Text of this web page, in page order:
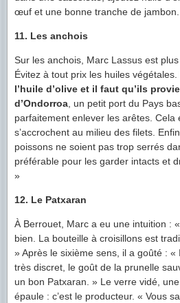
œuf et une bonne tranche de jambon.
11. Les anchois
Sur les anchois, Marc Lassus est
Évitez à tout prix les huiles végétales.
l’huile d’olive et il faut qu’ils
d’Ondorroa, un petit port du Pays
parfaitement enlever les arêtes. Cela
s’accrochent au milieu des filets.
poissons ne soient pas trop serrés
préférable pour les garder intacts et
»
12. Le Patxaran
À Berrouet, Marc a eu une intuition :
bien. La bouteille à croisillons est
» Après le sixième sens, il a goûté : «
très discret, le goût de la prunelle
un bon Patxaran. » Le verre vidé,
épaule : c’est le producteur. « Vous